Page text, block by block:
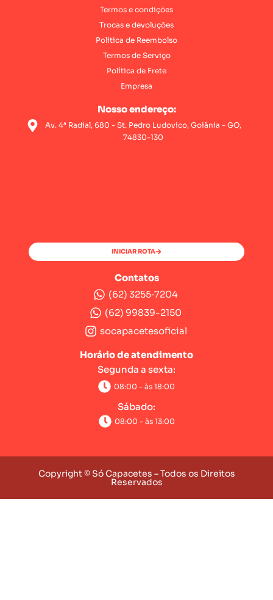
Termos e condições
Trocas e devoluções
Política de Reembolso
Termos de Serviço
Política de Frete
Empresa
Nosso endereço:
Av. 4ª Radial, 680 - St. Pedro Ludovico, Goiânia - GO,
74830-130
INICIAR ROTA
Contatos
(62) 3255‑7204‬
(62) 99839-2150
socapacetesoficial
Horário de atendimento
Segunda a sexta:
08:00 - às 18:00
Sábado:
08:00 - às 13:00
Copyright © Só Capacetes – Todos os Direitos
Reservados